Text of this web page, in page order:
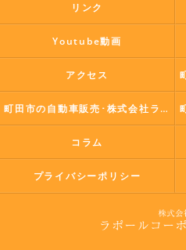
リンク
Youtube動画
アクセス
町田市の自動車販売･株式会社ラポールコーポレーションの評判
コラム
プライバシーポリシー